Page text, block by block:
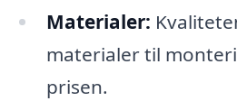
Materialer:
materialer til
prisen.